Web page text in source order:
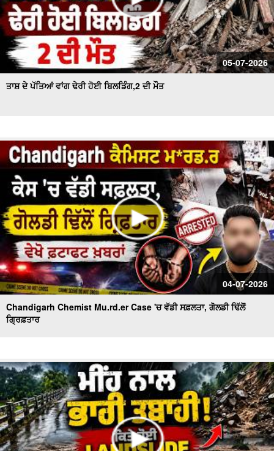
05-07-2026
ਤਾਸ਼ ਦੇ ਪੱਤਿਆਂ ਵਾਂਗ ਢੇਰੀ ਹੋਈ ਬਿਲਡਿੰਗ,2 ਦੀ ਮੌਤ
04-07-2026
Chandigarh Chemist Mu.rd.er Case 'ਚ ਵੱਡੀ ਸਫ਼ਲਤਾ, ਗੋਲਡੀ ਢਿੱਲੋਂ
ਗ੍ਰਿਫ਼ਤਾਰ